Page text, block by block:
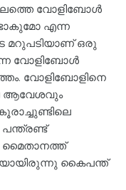
വോളിബോൾ
എന്ന
മറുപടിയാണ് ഒരു
വോളിബോൾ
വോളിബോളിനെ
ആവേശവും
മൈതാനത്ത്
കൈപന്ത്‌